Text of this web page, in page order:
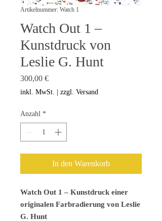
Artikelnummer: Watch 1
Watch Out 1 –
Kunstdruck von
Leslie G. Hunt
300,00 €Preis
inkl. MwSt. zzgl. Versand
Anzahl *
In den Warenkorb
Watch Out 1 – Kunstdruck einer
originalen Farbradierung von Leslie
G. Hunt